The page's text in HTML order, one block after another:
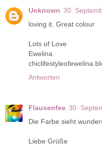
Unknown 30.
loving it. Great colour
Lots of Love
Ewelina
Antworten
Flausenfee 30.
Die Farbe sieht
Liebe Grüße